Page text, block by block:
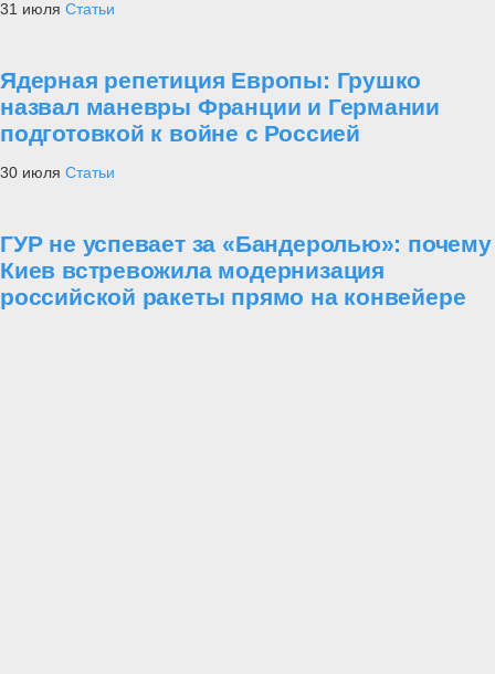
31 июля Статьи
Ядерная репетиция Европы: Грушко
назвал маневры Франции и Германии
подготовкой к войне с Россией
30 июля Статьи
ГУР не успевает за «Бандеролью»: почему
Киев встревожила модернизация
российской ракеты прямо на конвейере